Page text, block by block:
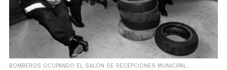
BOMBEROS OCUPANDO EL SALÓN DE RECEPCIONES MUNICIPAL.